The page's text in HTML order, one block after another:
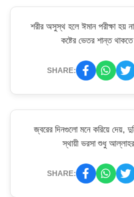
শরীর অসুস্থ হলে ঈমান পরীক্ষা হয়
কষ্টের ভেতর শান্ত
SHARE:
জ্বরের দিনগুলো মনে করিয়ে দেয়,
স্থায়ী ভরসা শুধু
SHARE: